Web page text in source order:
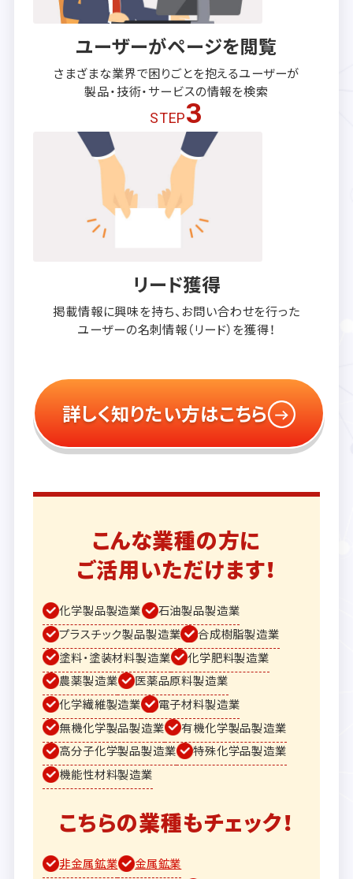
ユーザーがページを閲覧
さまざまな業界で困りごとを抱えるユーザーが
製品・技術・サービスの情報を検索
STEP3
リード獲得
掲載情報に興味を持ち、 お問い合わせを行った
ユーザーの名刺情報（リード）を獲得！
詳しく知りたい方はこちら
こんな業種の方に
ご活用いただけます！
化学製品製造業
石油製品製造業
プラスチック製品製造業
合成樹脂製造業
塗料・塗装材料製造業
化学肥料製造業
農薬製造業
医薬品原料製造業
化学繊維製造業
電子材料製造業
無機化学製品製造業
有機化学製品製造業
高分子化学製品製造業
特殊化学品製造業
機能性材料製造業
こちらの業種もチェック！
非金属鉱業
金属鉱業